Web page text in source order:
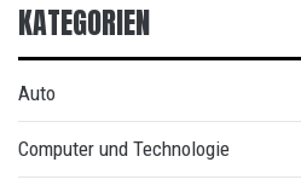
KATEGORIEN
Auto
Computer und Technologie